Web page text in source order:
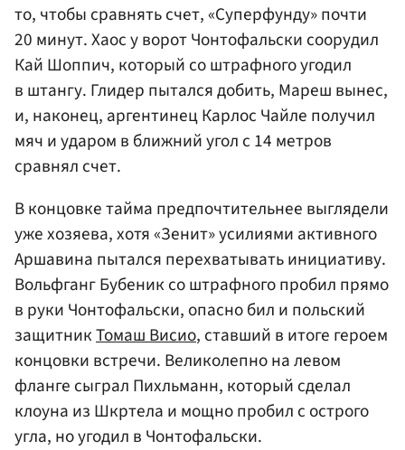
то, чтобы сравнять счет, «Суперфунду» почти
20 минут. Хаос у ворот Чонтофальски соорудил
Кай Шоппич, который со штрафного угодил
в штангу. Глидер пытался добить, Мареш вынес,
и, наконец, аргентинец Карлос Чайле получил
мяч и ударом в ближний угол с 14 метров
сравнял счет.
В концовке тайма предпочтительнее выглядели
уже хозяева, хотя «Зенит» усилиями активного
Аршавина пытался перехватывать инициативу.
Вольфганг Бубеник со штрафного пробил прямо
в руки Чонтофальски, опасно бил и польский
защитникТомаш Висио, ставший в итоге героем
концовки встречи. Великолепно на левом
фланге сыграл Пихльманн, который сделал
клоуна из Шкртела и мощно пробил с острого
угла, но угодил в Чонтофальски.